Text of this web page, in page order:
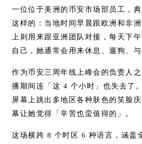
一位位于美洲的币安市场部员工，
这样的：当地时间早晨跟欧洲和非
上则用来跟亚洲团队对接，每天下
自己，她通常会用来休息、遛狗、与
作为币安三周年线上峰会的负责人
播期间连「这 4 个小时」也失去了
屏幕上跳出多地区各种肤色的笑脸
幕让她觉得「辛苦也蛮值得的」。
这场横跨 8 个时区 6 种语言，涵盖